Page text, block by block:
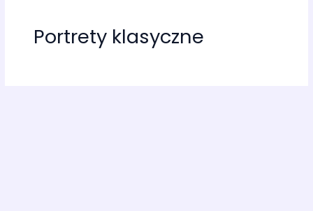
Portrety klasyczne